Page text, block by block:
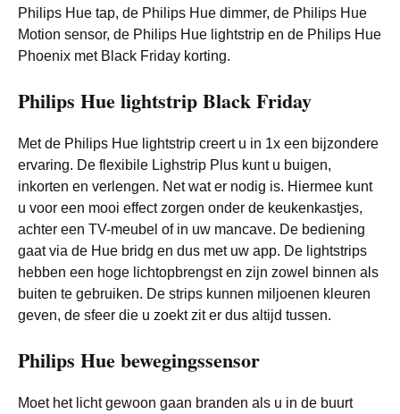
Philips Hue tap, de Philips Hue dimmer, de Philips Hue
Motion sensor, de Philips Hue lightstrip en de Philips Hue
Phoenix met Black Friday korting.
Philips Hue lightstrip Black Friday
Met de Philips Hue lightstrip creert u in 1x een bijzondere
ervaring. De flexibile Lighstrip Plus kunt u buigen,
inkorten en verlengen. Net wat er nodig is. Hiermee kunt
u voor een mooi effect zorgen onder de keukenkastjes,
achter een TV-meubel of in uw mancave. De bediening
gaat via de Hue bridg en dus met uw app. De lightstrips
hebben een hoge lichtopbrengst en zijn zowel binnen als
buiten te gebruiken. De strips kunnen miljoenen kleuren
geven, de sfeer die u zoekt zit er dus altijd tussen.
Philips Hue bewegingssensor
Moet het licht gewoon gaan branden als u in de buurt